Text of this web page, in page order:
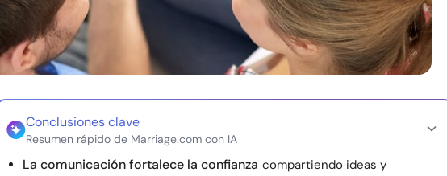
Conclusiones clave
Resumen rápido de Marriage.com con IA
La comunicación fortalece la confianza compartiendo ideas y